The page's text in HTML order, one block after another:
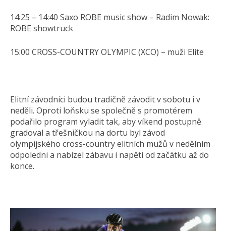
​14:25 – 14:40 Saxo ROBE music show – Radim Nowak:
ROBE showtruck
15:00 CROSS-COUNTRY OLYMPIC (XCO) – muži Elite
Elitní závodníci budou tradičně závodit v sobotu i v
neděli. Oproti loňsku se společně s promotérem
podařilo program vyladit tak, aby víkend postupně
gradoval a třešničkou na dortu byl závod
olympijského cross-country elitních mužů v nedělním
odpoledni a nabízel zábavu i napětí od začátku až do
konce.